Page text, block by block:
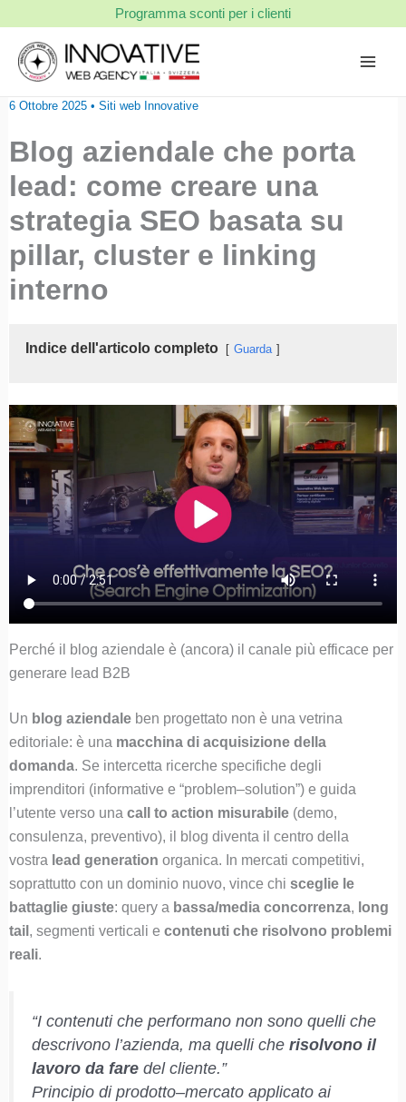
contenuto
Programma sconti per i clienti
6 Ottobre 2025 • Siti web Innovative
Blog aziendale che porta
lead: come creare una
strategia SEO basata su
pillar, cluster e linking
interno
Indice dell'articolo completo Guarda
Perché il blog aziendale è (ancora) il canale più efficace per
generare lead B2B
Un blog aziendaleben progettato non è una vetrina
editoriale: è una macchina di acquisizione della
domanda. Se intercetta ricerche specifiche degli
imprenditori (informative e “problem–solution”) e guida
l’utente verso una call to action misurabile(demo,
consulenza, preventivo), il blog diventa il centro della
vostra lead generation organica. In mercati competitivi,
soprattutto con un dominio nuovo, vince chi sceglie le
battaglie giuste: query a bassa/media concorrenza, long
tail , segmenti verticali e contenuti che risolvono problemi
reali.
“I contenuti che performano non sono quelli che
descrivono l’azienda, ma quelli che risolvono il
lavoro da faredel cliente.”
Principio di prodotto–mercato applicato ai